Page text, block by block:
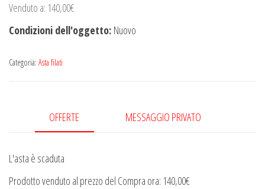
Venduto a: 140,00€
Condizioni dell'oggetto: Nuovo
Categoria: Asta filati
OFFERTE MESSAGGIO PRIVATO
L'asta è scaduta
Prodotto venduto al prezzo del Compra ora: 140,00€